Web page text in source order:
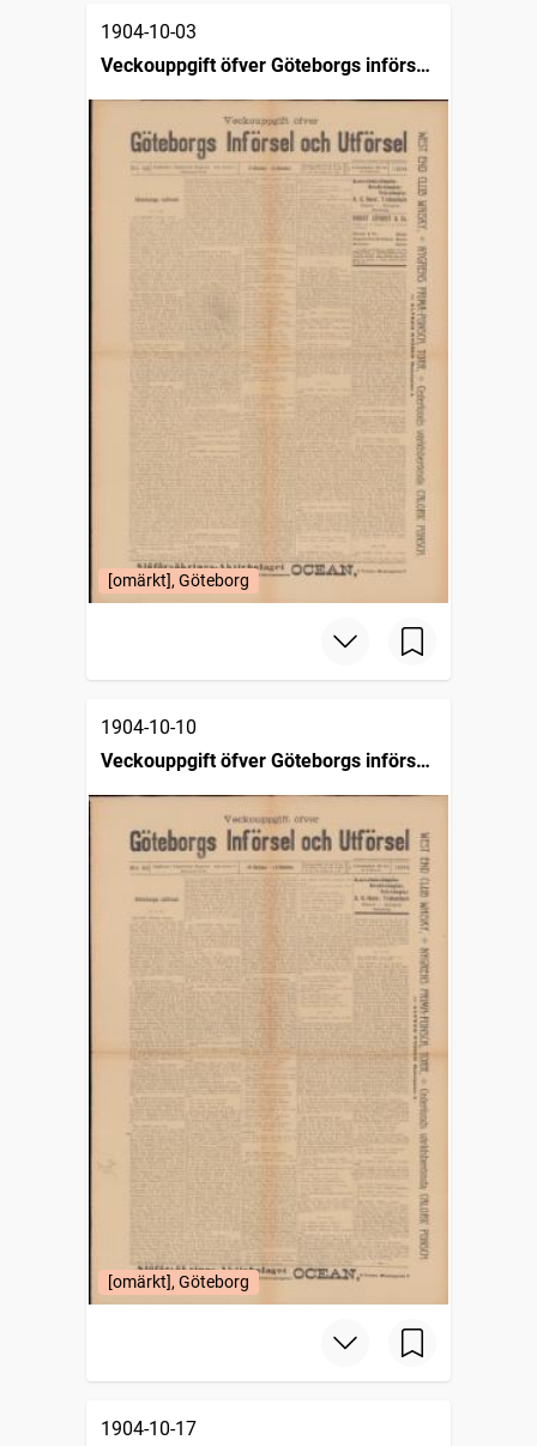
1904-10-03
Veckouppgift öfver Göteborgs införsel
[omärkt], Göteborg
1904-10-10
Veckouppgift öfver Göteborgs införsel
[omärkt], Göteborg
1904-10-17